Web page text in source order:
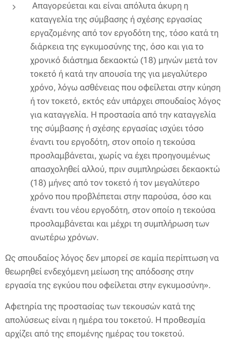
Απαγορεύεται και είναι απόλυτα άκυρη η
καταγγελία της σύμβασης ή σχέσης εργασίας
εργαζομένης από τον εργοδότη της, τόσο κατά τη
διάρκεια της εγκυμοσύνης της, όσο και για το
χρονικό διάστημα δεκαοκτώ (18) μηνών μετά τον
τοκετό ή κατά την απουσία της για μεγαλύτερο
χρόνο, λόγω ασθένειας που οφείλεται στην κύηση
ή τον τοκετό, εκτός εάν υπάρχει σπουδαίος λόγος
για καταγγελία. Η προστασία από την καταγγελία
της σύμβασης ή σχέσης εργασίας ισχύει τόσο
έναντι του εργοδότη, στον οποίο η τεκούσα
προσλαμβάνεται, χωρίς να έχει προηγουμένως
απασχοληθεί αλλού, πριν συμπληρώσει δεκαοκτώ
(18) μήνες από τον τοκετό ή τον μεγαλύτερο
χρόνο που προβλέπεται στην παρούσα, όσο και
έναντι του νέου εργοδότη, στον οποίο η τεκούσα
προσλαμβάνεται και μέχρι τη συμπλήρωση των
ανωτέρω χρόνων.
Ως σπουδαίος λόγος δεν μπορεί σε καμία περίπτωση να
θεωρηθεί ενδεχόμενη μείωση της απόδοσης στην
εργασία της εγκύου που οφείλεται στην εγκυμοσύνη».
Αφετηρία της προστασίας των τεκουσών κατά της
απολύσεως είναι η ημέρα του τοκετού. Η προθεσμία
αρχίζει από της επομένης ημέρας του τοκετού.